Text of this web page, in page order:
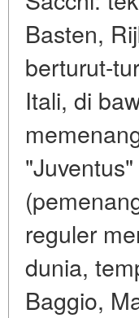
Basten,
berturut-
Itali, di
reguler
dunia,
Baggio,